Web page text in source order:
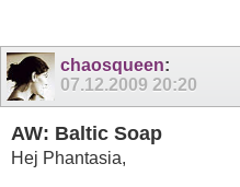
chaosqueen:
07.12.2009 20:20
AW: Baltic Soap
Hej Phantasia,